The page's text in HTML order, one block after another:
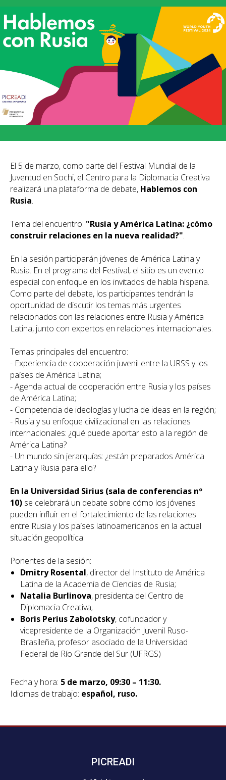
El 5 de marzo, como parte del Festival Mundial de la
Juventud en Sochi, el Centro para la Diplomacia Creativa
realizará una plataforma de debate, Hablemos con
Rusia.
Tema del encuentro: "Rusia y América Latina: ¿cómo
construir relaciones en la nueva realidad?".
En la sesión participarán jóvenes de América Latina y
Rusia. En el programa del Festival, el sitio es un evento
especial con enfoque en los invitados de habla hispana.
Como parte del debate, los participantes tendrán la
oportunidad de discutir los temas más urgentes
relacionados con las relaciones entre Rusia y América
Latina, junto con expertos en relaciones internacionales.
Temas principales del encuentro:
- Experiencia de cooperación juvenil entre la URSS y los
países de América Latina;
- Agenda actual de cooperación entre Rusia y los países
de América Latina;
- Competencia de ideologías y lucha de ideas en la región;
- Rusia y su enfoque civilizacional en las relaciones
internacionales: ¿qué puede aportar esto a la región de
América Latina?
- Un mundo sin jerarquías: ¿están preparados América
Latina y Rusia para ello?
En la Universidad Sirius (sala de conferencias nº
10) se celebrará un debate sobre cómo los jóvenes
pueden influir en el fortalecimiento de las relaciones
entre Rusia y los países latinoamericanos en la actual
situación geopolítica.
Ponentes de la sesión:
Dmitry Rosental, director del Instituto de América
Latina de la Academia de Ciencias de Rusia;
Natalia Burlinova, presidenta del Centro de
Diplomacia Creativa;
Boris Perius Zabolotsky, cofundador y
vicepresidente de la Organización Juvenil Ruso-
Brasileña, profesor asociado de la Universidad
Federal de Río Grande del Sur (UFRGS)
Fecha y hora: 5 de marzo, 09:30 – 11:30.
Idiomas de trabajo: español, ruso.
PICREADI